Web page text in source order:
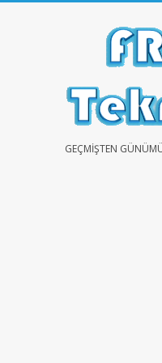
FREEGEÇMIŞTEN